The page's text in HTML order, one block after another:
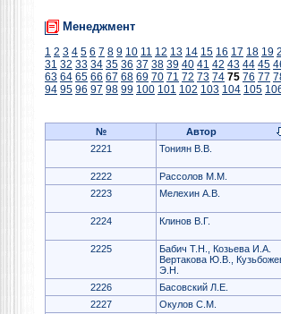
Менеджмент
1 2 3 4 5 6 7 8 9 10 11 12 13 14 15 16 17 18 19
31 32 33 34 35 36 37 38 39 40 41 42 43 44 45
63 64 65 66 67 68 69 70 71 72 73 74 75 76 77
94 95 96 97 98 99 100 101 102 103 104 105
№ Автор
2221
Тониян В.В.
2222
Рассолов М.М.
2223
Мелехин А.В.
2224
Клинов В.Г.
2225
Бабич Т.Н., Козьева И.А.
Вертакова Ю.В.,
Э.Н.
2226 Басовский Л.Е.
2227
Окулов С.М.